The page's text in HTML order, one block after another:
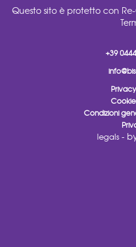
Questo sito è protetto con
+39
Condizioni
legals-